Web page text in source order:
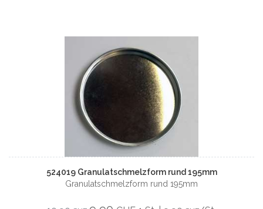
524019 Granulatschmelzform rund 195mm
Granulatschmelzform rund 195mm